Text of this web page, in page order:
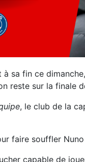
à sa fin ce
reste sur la finale
, le club de la
faire souffler
capable de